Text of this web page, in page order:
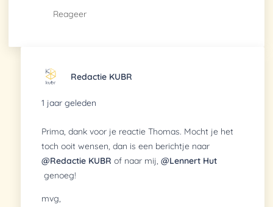
Reageer
Redactie KUBR
1 jaar geleden
Prima, dank voor je reactie Thomas. Mocht je het
toch ooit wensen, dan is een berichtje naar
@Redactie KUBR of naar mij, @Lennert Hut
genoeg!
mvg,